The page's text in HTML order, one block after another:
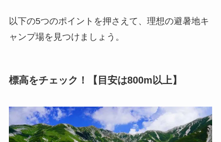
以下の5つのポイントを押さえて、理想の避暑地キ
ャンプ場を見つけましょう。
標高をチェック！【目安は800m以上】